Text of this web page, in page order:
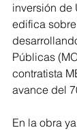
inversión de
edifica
Públicas
contratista
avance del
En la obra